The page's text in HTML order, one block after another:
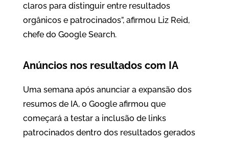
claros para distinguir entre resultados
orgânicos e patrocinados”, afirmou Liz Reid,
chefe do Google Search.
Anúncios nos resultados com IA
Uma semana após anunciar a expansão dos
resumos de IA, o Google afirmou que
começará a testar a inclusão de links
patrocinados dentro dos resultados gerados